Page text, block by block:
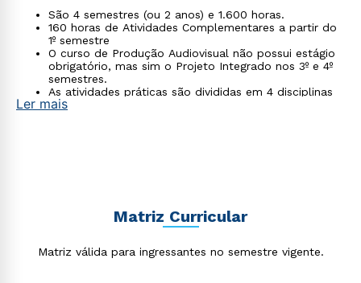
São 4 semestres (ou 2 anos) e 1.600 horas.
160 horas de Atividades Complementares a partir do
1º semestre
O curso de Produção Audiovisual não possui estágio
obrigatório, mas sim o Projeto Integrado nos 3º e 4º
semestres.
As atividades práticas são divididas em 4 disciplinas
(2º, 3º e 4º semestres).
Ler mais
Matriz Curricular
Matriz válida para ingressantes no semestre vigente.